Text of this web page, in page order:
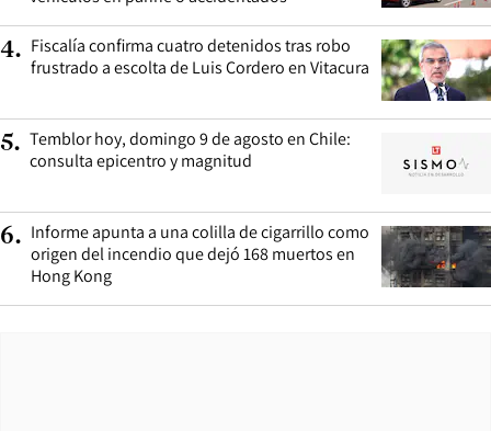
4. Fiscalía confirma cuatro detenidos tras robo
frustrado a escolta de Luis Cordero en Vitacura
5. Temblor hoy, domingo 9 de agosto en Chile:
consulta epicentro y magnitud
6. Informe apunta a una colilla de cigarrillo como
origen del incendio que dejó 168 muertos en
Hong Kong